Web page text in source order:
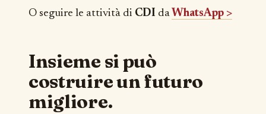
O seguire le attività di CDI da WhatsApp >
Insieme si può
costruire un futuro
migliore.